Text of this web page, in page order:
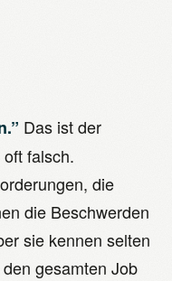
Das ist der
falsch.
die
die Beschwerden
sie kennen selten
gesamten Job